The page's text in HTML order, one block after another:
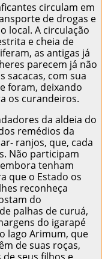
circulam em
de drogas e
local. A circulação
e cheia de
as antigas já
parecem já não
sacacas, com sua
foram, deixando
os curandeiros.
da aldeia do
remédios da
ranjos, que, cada
Não participam
tenham
que o Estado os
reconheça
do
palhas de curuá,
do igarapé
lago Arimum, que
de suas roças,